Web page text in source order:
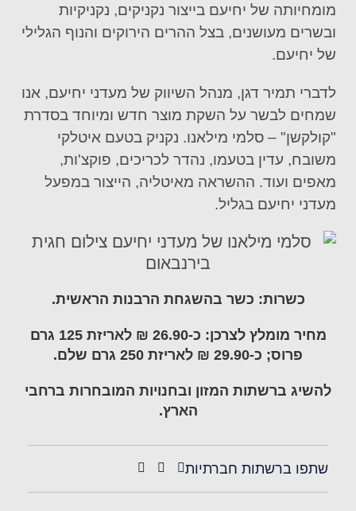
מומחיותה של יחיעם בייצור נקניקים, נקניקיות
ובשרים מעושנים, בצל ההרים הירוקים והנוף הגלילי
של יחיעם.
לדברי תמיר דגן, מנהל השיווק של מעדני יחיעם, אנו
שמחים לבשר על השקת מוצר חדש ומיוחד בסדרת
"קולקשן"
– סלמי מילאנו. נקניק בטעם איטלקי
משובח, עדין בטעמו, נהדר לכריכים, פוקצ'ות,
מאפים ועוד. ההשראה מאיטליה, הייצור במפעל
מעדני יחיעם בגליל.
כשרות: כשר בהשגחת הרבנות הראשית.
מחיר מומלץ לצרכן: כ- 26.90 ₪ לאריזת125 גרם
פרוס; כ-29.90 ₪ לאריזת 250 גרם שלם
.
להשיג ברשתות המזון ובחנויות המובחרות ברחבי
הארץ.
שתפו ברשתות חברתיות